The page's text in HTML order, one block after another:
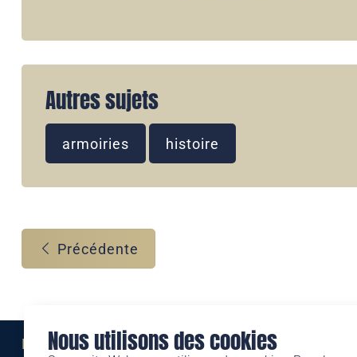
Nous utilisons des cookies
Autres sujets
armoiries histoire
Précédente
Eine Marke der